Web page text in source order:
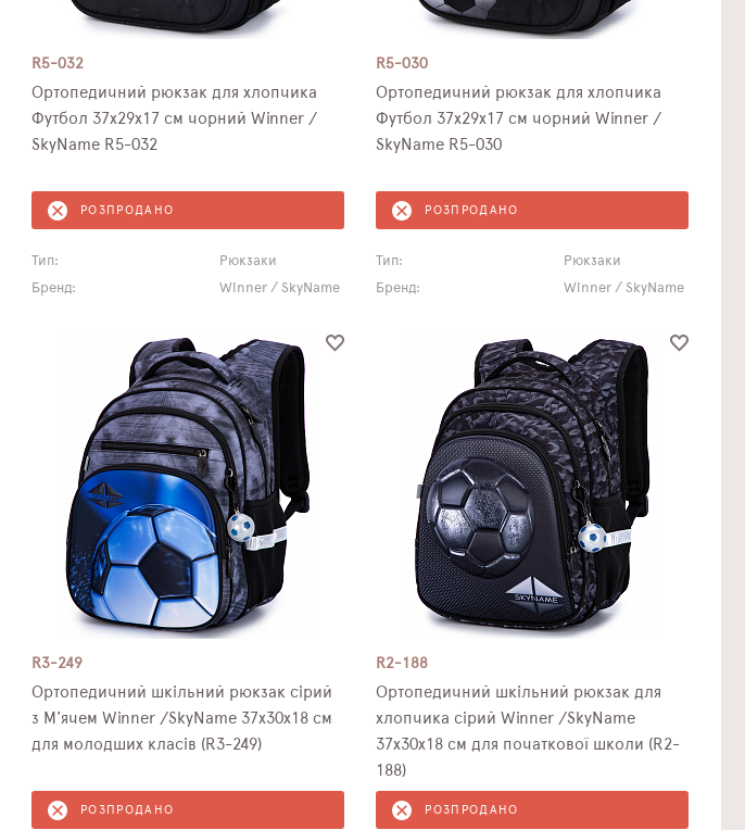
R5-032
Ортопедичний рюкзак для хлопчика
Футбол 37х29х17 см чорний Winner /
SkyName R5-032
РОЗПРОДАНО
Тип:
Рюкзаки
Бренд:
Winner / SkyName
R5-030
Ортопедичний рюкзак для хлопчика
Футбол 37х29х17 см чорний Winner /
SkyName R5-030
РОЗПРОДАНО
Тип:
Рюкзаки
Бренд:
Winner / SkyName
R3-249
Ортопедичний шкільний рюкзак сірий
з М'ячем Winner /SkyName 37х30х18 см
для молодших класів (R3-249)
РОЗПРОДАНО
R2-188
Ортопедичний шкільний рюкзак для
хлопчика сірий Winner /SkyName
37х30х18 см для початкової школи (R2-
188)
РОЗПРОДАНО